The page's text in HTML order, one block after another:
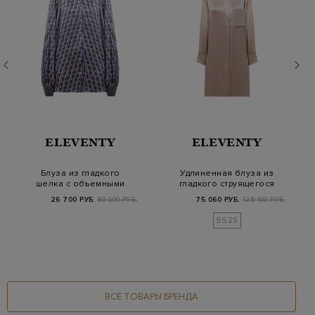
ELEVENTY
Блуза из гладкого
шелка с объемными
26 700 РУБ. 89 000 РУБ.
ELEVENTY
Удлиненная блуза из
гладкого струящегося
75 060 РУБ. 125 100 РУБ.
SS25
ВСЕ ТОВАРЫ БРЕНДА